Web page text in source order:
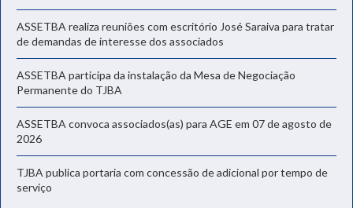
ASSETBA realiza reuniões com escritório José Saraiva para tratar
de demandas de interesse dos associados
ASSETBA participa da instalação da Mesa de Negociação
Permanente do TJBA
ASSETBA convoca associados(as) para AGE em 07 de agosto de
2026
TJBA publica portaria com concessão de adicional por tempo de
serviço